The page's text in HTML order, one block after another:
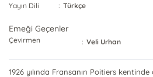
Yayın Dili
: Türkçe
Emeği Geçenler
Çevirmen : Veli Urhan
1926 yılında Fransanın Poitiers